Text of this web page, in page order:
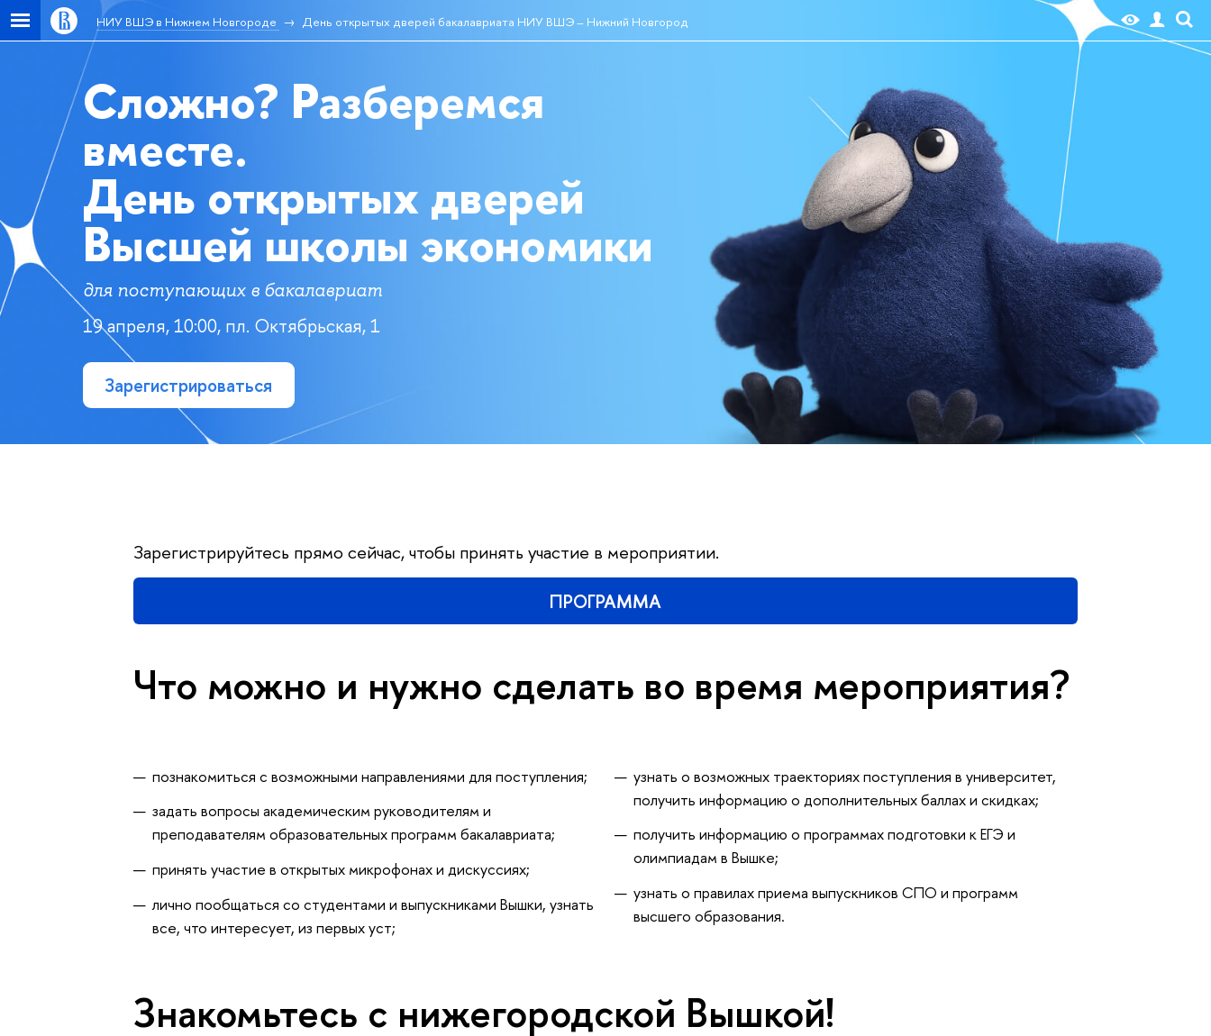
НИУ ВШЭ в Нижнем Новгороде День открытых дверей бакалавриата НИУ ВШЭ – Нижний Новгород
Сложно? Разберемся
вместе.
День открытых дверей
Высшей школы экономики
для поступающих в бакалавриат
19 апреля, 10:00, пл. Октябрьская, 1
Зарегистрироваться
Зарегистрируйтесь прямо сейчас, чтобы принять участие в мероприятии.
ПРОГРАММА
Что можно и нужно сделать во время мероприятия?
познакомиться с возможными направлениями для поступления;
задать вопросы академическим руководителям и
преподавателям образовательных программ бакалавриата;
принять участие в открытых микрофонах и дискуссиях;
лично пообщаться со студентами и выпускниками Вышки, узнать
все, что интересует, из первых уст;
узнать о возможных траекториях поступления в университет,
получить информацию о дополнительных баллах и скидках;
получить информацию о программах подготовки к ЕГЭ и
олимпиадам в Вышке;
узнать о правилах приема выпускников СПО и программ
высшего образования.
Знакомьтесь с нижегородской Вышкой!